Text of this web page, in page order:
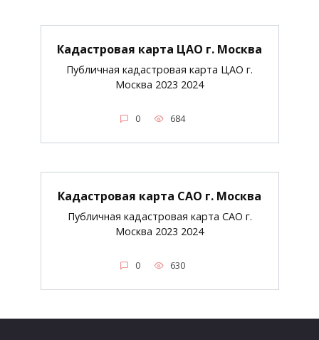
Кадастровая карта ЦАО г. Москва
Публичная кадастровая карта ЦАО г.
Москва 2023 2024
0 684
Кадастровая карта САО г. Москва
Публичная кадастровая карта САО г.
Москва 2023 2024
0 630